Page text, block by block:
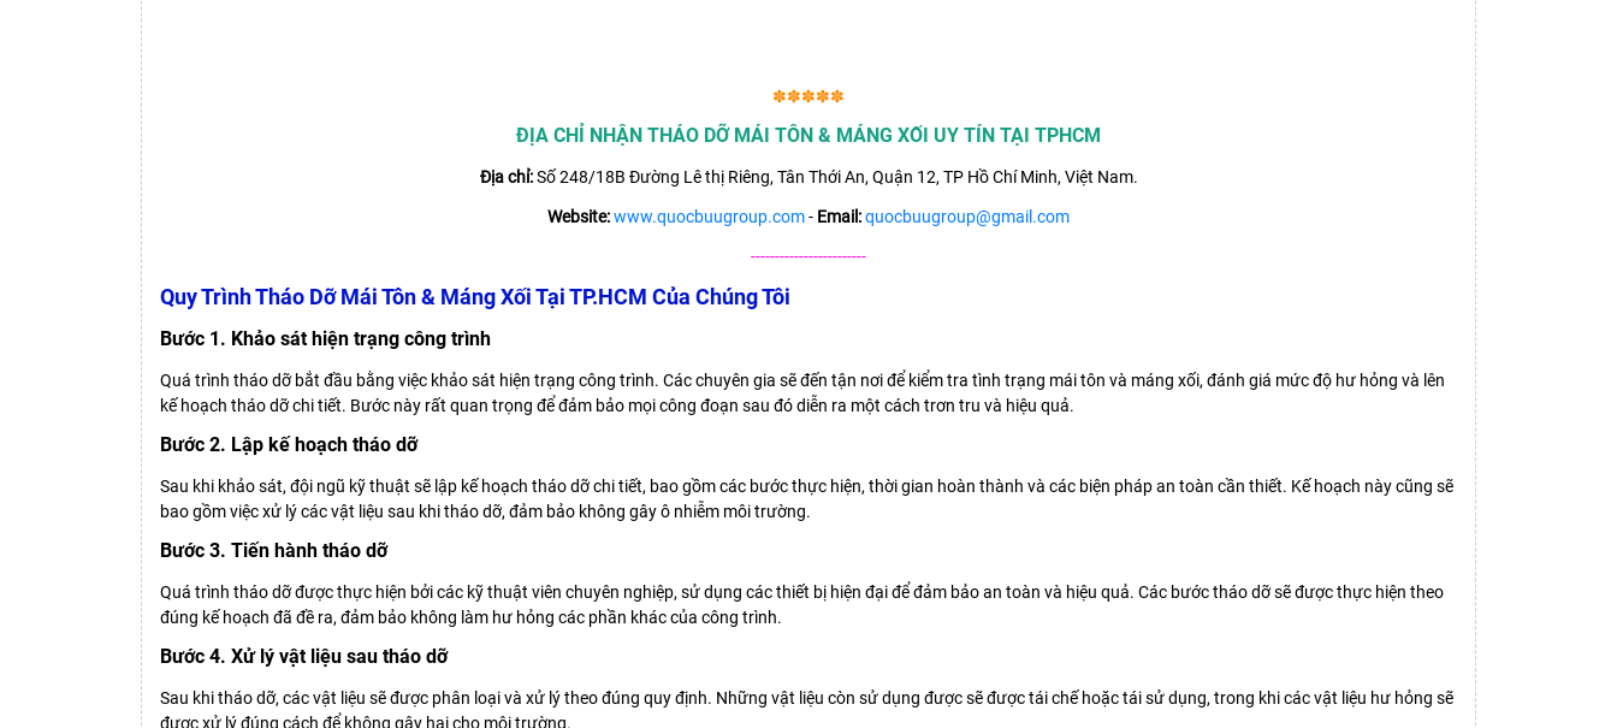
✽✽✽✽✽
ĐỊA CHỈ NHẬN THÁO DỠ MÁI TÔN & MÁNG XỐI UY TÍN TẠI TPHCM
Địa chỉ:Số 248/18B Đường Lê thị Riêng, Tân Thới An, Quận 12, TP Hồ Chí Minh, Việt Nam.
Website:www.quocbuugroup.com- Email:quocbuugroup@gmail.com
------------------------
Quy Trình Tháo Dỡ Mái Tôn & Máng Xối Tại TP.HCM Của Chúng Tôi
Bước 1. Khảo sát hiện trạng công trình
Quá trình tháo dỡ bắt đầu bằng việc khảo sát hiện trạng công trình. Các chuyên gia sẽ đến tận nơi để kiểm tra tình trạng mái tôn và máng xối, đánh giá mức độ hư hỏng và lên
kế hoạch tháo dỡ chi tiết. Bước này rất quan trọng để đảm bảo mọi công đoạn sau đó diễn ra một cách trơn tru và hiệu quả.
Bước 2. Lập kế hoạch tháo dỡ
Sau khi khảo sát, đội ngũ kỹ thuật sẽ lập kế hoạch tháo dỡ chi tiết, bao gồm các bước thực hiện, thời gian hoàn thành và các biện pháp an toàn cần thiết. Kế hoạch này cũng sẽ
bao gồm việc xử lý các vật liệu sau khi tháo dỡ, đảm bảo không gây ô nhiễm môi trường.
Bước 3. Tiến hành tháo dỡ
Quá trình tháo dỡ được thực hiện bởi các kỹ thuật viên chuyên nghiệp, sử dụng các thiết bị hiện đại để đảm bảo an toàn và hiệu quả. Các bước tháo dỡ sẽ được thực hiện theo
đúng kế hoạch đã đề ra, đảm bảo không làm hư hỏng các phần khác của công trình.
Bước 4. Xử lý vật liệu sau tháo dỡ
Sau khi tháo dỡ, các vật liệu sẽ được phân loại và xử lý theo đúng quy định. Những vật liệu còn sử dụng được sẽ được tái chế hoặc tái sử dụng, trong khi các vật liệu hư hỏng sẽ
được xử lý đúng cách để không gây hại cho môi trường.